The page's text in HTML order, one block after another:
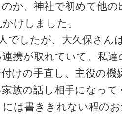
か、神社で初めて他の
けしました。
でしたが、大久保さん
携が取れていて、私達
けの手直し、主役の機
族の話し相手になって
は書ききれない程の